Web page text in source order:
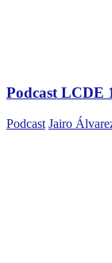
Podcast LCDE
Podcast Jairo